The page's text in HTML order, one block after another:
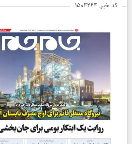
کد خبر: ۱۵۰۴۲۶۴